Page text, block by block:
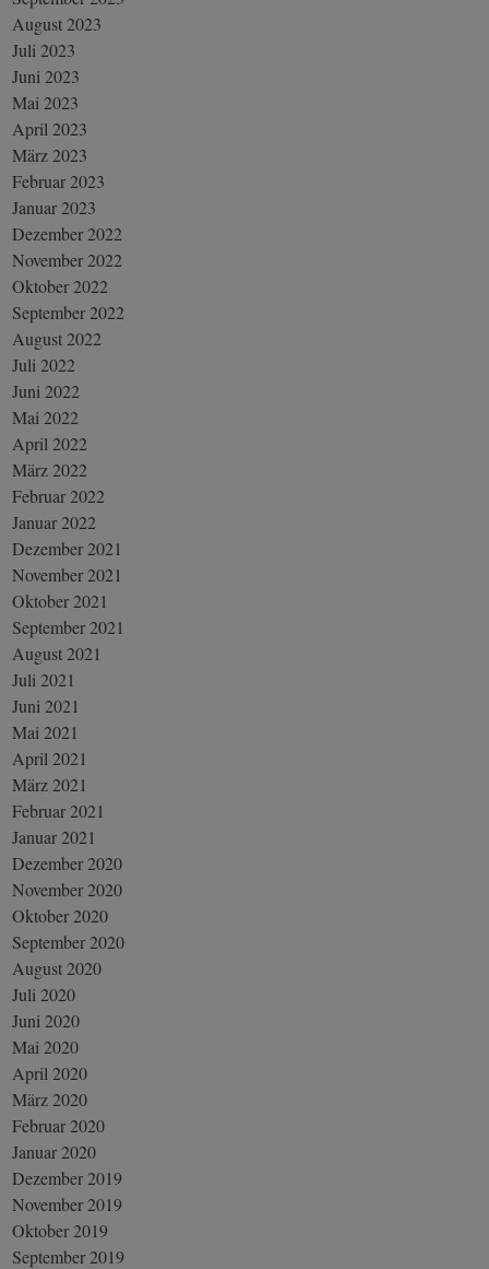
August 2023
Juli 2023
Juni 2023
Mai 2023
April 2023
März 2023
Februar 2023
Januar 2023
Dezember 2022
November 2022
Oktober 2022
September 2022
August 2022
Juli 2022
Juni 2022
Mai 2022
April 2022
März 2022
Februar 2022
Januar 2022
Dezember 2021
November 2021
Oktober 2021
September 2021
August 2021
Juli 2021
Juni 2021
Mai 2021
April 2021
März 2021
Februar 2021
Januar 2021
Dezember 2020
November 2020
Oktober 2020
September 2020
August 2020
Juli 2020
Juni 2020
Mai 2020
April 2020
März 2020
Februar 2020
Januar 2020
Dezember 2019
November 2019
Oktober 2019
September 2019